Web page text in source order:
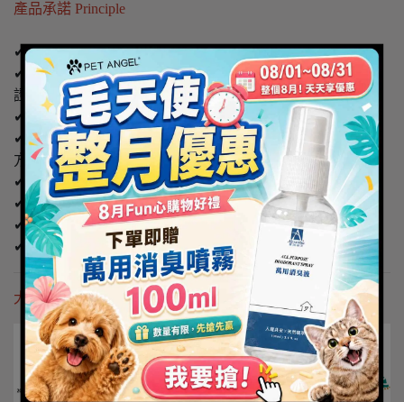
產品承諾 Principle
✔ 由專業研發人員、品管監製
✔ 全系列產品符合台灣 ISO 22716 及 ISO 9001【 食化雙認
證】
✔ 歐盟ECOCERT天然/有機 通過檢驗標準 【安全第一】
✔ 美國USDA有機認證成分/ 日本專利柿單寧，除臭抗菌配
方
✔ 嚴選成分原料配方，科學檢驗無藥物殘留
✔ 投保 1000 萬元產品責任險，
✔ 毛拔麻更安心/更有保障 【公開透明】
✔ 公開產品全成分、產品履歷
大事記 Chronology Of Events